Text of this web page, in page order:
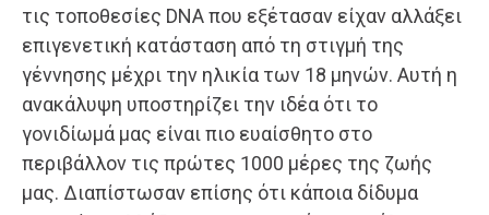
τις τοποθεσίες DNA που εξέτασαν είχαν αλλάξει
επιγενετική κατάσταση από τη στιγμή της
γέννησης μέχρι την ηλικία των 18 μηνών. Αυτή η
ανακάλυψη υποστηρίζει την ιδέα ότι το
γονιδίωμά μας είναι πιο ευαίσθητο στο
περιβάλλον τις πρώτες 1000 μέρες της ζωής
μας. Διαπίστωσαν επίσης ότι κάποια δίδυμα